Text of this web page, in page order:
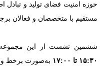
امنیت فضای تولید و تبادل
با متخصصان و فعالان
نشست از این
تا ۱۷:۰۰
به‌صورت برخط و